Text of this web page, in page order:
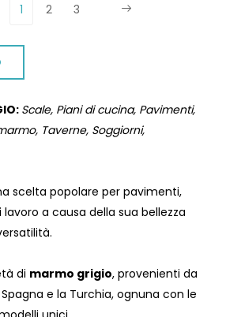
1 2 3
Scale, Piani di cucina, Pavimenti,
Taverne, Soggiorni,
scelta popolare per pavimenti,
a causa della sua bellezza
di marmo grigio, provenienti da
e la Turchia, ognuna con le